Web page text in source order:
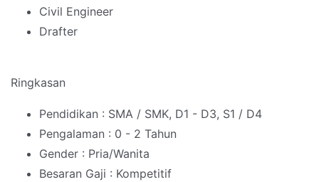
Civil Engineer
Drafter
Ringkasan
Pendidikan : SMA / SMK, D1 - D3, S1 / D4
Pengalaman : 0 - 2 Tahun
Gender : Pria/Wanita
Besaran Gaji : Kompetitif